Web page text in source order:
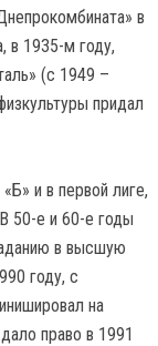
в
в 1935-м году,
(с 1949 –
придал
и в первой лиге,
50-е и 60-е годы
в высшую
году, с
на
право в 1991